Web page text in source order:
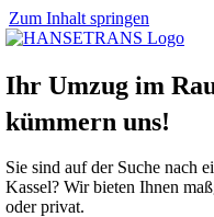
Zum Inhalt springen
Ihr Umzug im
kümmern uns!
Sie sind auf der Suche nach
Kassel? Wir bieten Ihnen
oder privat.